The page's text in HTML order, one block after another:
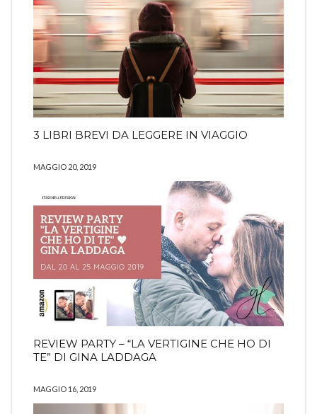
3 LIBRI BREVI DA LEGGERE IN VIAGGIO
MAGGIO 20, 2019
REVIEW PARTY – “LA VERTIGINE CHE HO DI
TE” DI GINA LADDAGA
MAGGIO 16, 2019